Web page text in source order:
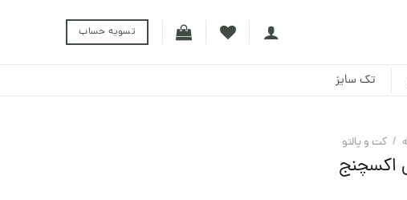
تسویه حساب
تک سایز
/ کت و پالتو
اکسچنج